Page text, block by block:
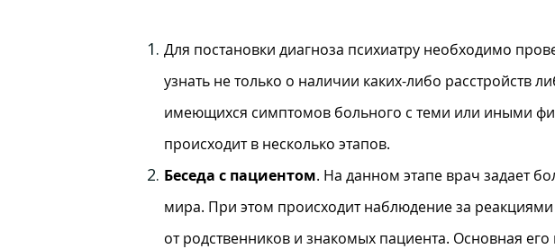
Для постановки диагноза психиатру необходимо
узнать не только о наличии каких-либо расстройств
имеющихся симптомов больного с теми или иными
происходит в несколько этапов.
Беседа с пациентом. На данном этапе врач задает
мира. При этом происходит наблюдение за
от родственников и знакомых пациента. Основная